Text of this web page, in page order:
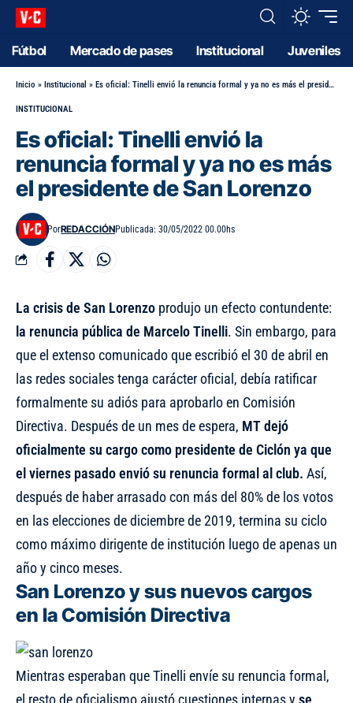
Fútbol Mercado de pases Institucional Juveniles
Inicio » Institucional » Es oficial: Tinelli envió la renuncia formal y ya no es más el presidente de San Lorenzo
INSTITUCIONAL
Es oficial: Tinelli envió la
renuncia formal y ya no es más
el presidente de San Lorenzo
PorREDACCIÓNPublicada: 30/05/2022 00.00hs
La crisis de San Lorenzo produjo un efecto contundente:
la renuncia pública de Marcelo Tinelli. Sin embargo, para
que el extenso comunicado que escribió el 30 de abril en
las redes sociales tenga carácter oficial, debía ratificar
formalmente su adiós para aprobarlo en Comisión
Directiva. Después de un mes de espera, MT dejó
oficialmente su cargo como presidente de Ciclón ya que
el viernes pasado envió su renuncia formal al club. Así,
después de haber arrasado con más del 80% de los votos
en las elecciones de diciembre de 2019, termina su ciclo
como máximo dirigente de institución luego de apenas un
año y cinco meses.
San Lorenzo y sus nuevos cargos
en la Comisión Directiva
Mientras esperaban que Tinelli envíe su renuncia formal,
el resto de oficialismo ajustó cuestiones internas y se